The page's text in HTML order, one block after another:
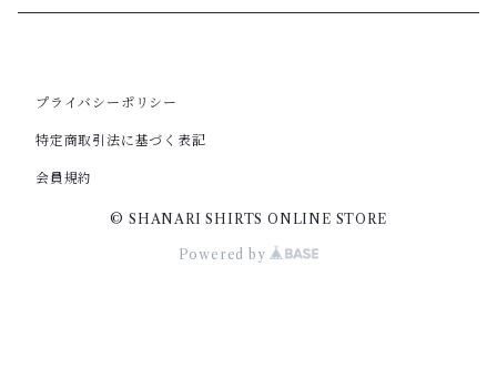
プライバシーポリシー
特定商取引法に基づく表記
会員規約
© SHANARI SHIRTS ONLINE STORE
Powered by